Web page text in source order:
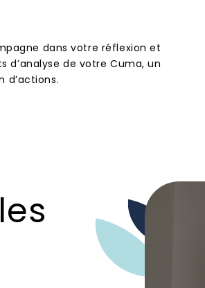
dans votre réflexion et
d’analyse de votre Cuma, un
d’actions.